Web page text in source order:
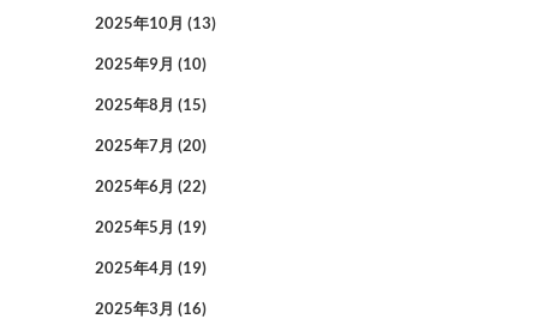
2025年10月 (13)
2025年9月 (10)
2025年8月 (15)
2025年7月 (20)
2025年6月 (22)
2025年5月 (19)
2025年4月 (19)
2025年3月 (16)